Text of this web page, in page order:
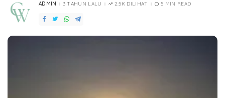
POSTED
ADMIN 3 TAHUN LALU 2.5K DILIHAT 5 MIN READ